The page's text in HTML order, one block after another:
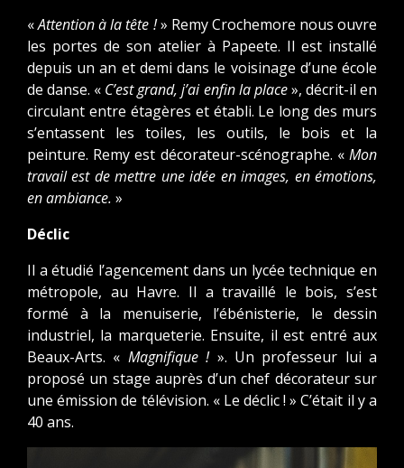
«Attention à la tête !» Remy Crochemore nous ouvre
les portes de son atelier à Papeete. Il est installé
depuis un an et demi dans le voisinage d’une école
de danse. « C’est grand, j’ai enfin la place», décrit-il en
circulant entre étagères et établi. Le long des murs
s’entassent les toiles, les outils, le bois et la
peinture. Remy est décorateur-scénographe. « Mon
travail est de mettre une idée en images, en émotions,
en ambiance. »
Déclic
Il a étudié l’agencement dans un lycée technique en
métropole, au Havre. Il a travaillé le bois, s’est
formé à la menuiserie, l’ébénisterie, le dessin
industriel, la marqueterie. Ensuite, il est entré aux
Beaux-Arts. « Magnifique ! ». Un professeur lui a
proposé un stage auprès d’un chef décorateur sur
une émission de télévision. « Le déclic ! » C’était il y a
40 ans.